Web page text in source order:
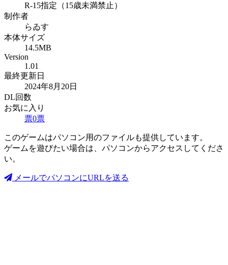
R-15指定（15歳未満禁止）
制作者
らゐす
本体サイズ
14.5MB
Version
1.01
最終更新日
2024年8月20日
DL回数
お気に入り
票0票
このゲームはパソコン用のファイルも提供しています。
ゲームを遊びたい場合は、パソコンからアクセスしてくださ
い。
メールでパソコンにURLを送る